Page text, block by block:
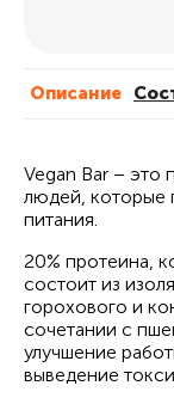
Описание
Vegan Bar – это
людей, которые
питания.
20% протеина,
состоит из
горохового и
сочетании с
улучшение
выведение